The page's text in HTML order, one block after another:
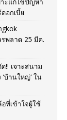
อกเบี้ย
พลาด 25 มีค.
!! เจาะสนาม
บ้านใหญ่’ ใน
ที่เข้าใจผู้ใช้